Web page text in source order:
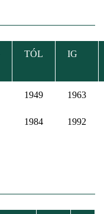
TÓL IG
1949 1963
1984 1992